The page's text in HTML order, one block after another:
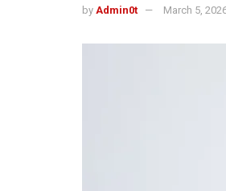
by Admin0t March 5,